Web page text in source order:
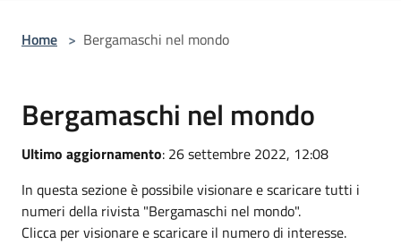
Home > Bergamaschi nel mondo
Bergamaschi nel mondo
Ultimo aggiornamento: 26 settembre 2022, 12:08
In questa sezione è possibile visionare e scaricare tutti i
numeri della rivista "Bergamaschi nel mondo".
Clicca per visionare e scaricare il numero di interesse.